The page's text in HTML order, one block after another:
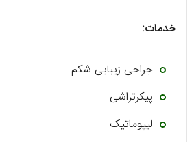
خدمات:
جراحی زیبایی شکم
پیکرتراشی
لیپوماتیک